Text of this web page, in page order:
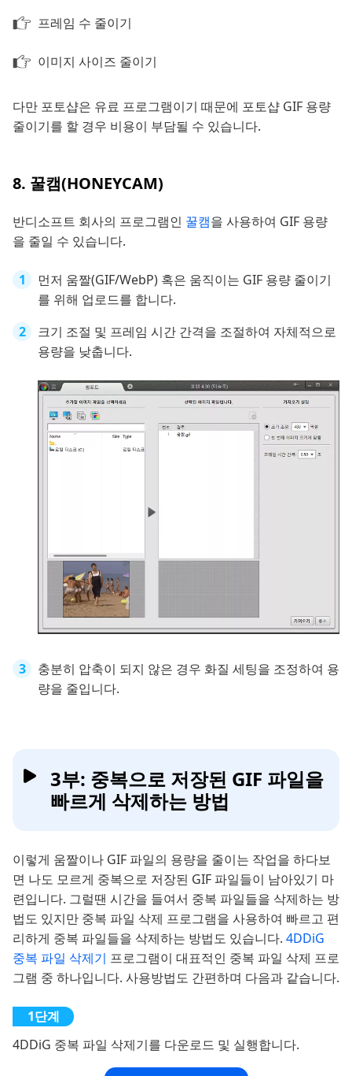
프레임 수 줄이기
이미지 사이즈 줄이기
다만 포토샵은 유료 프로그램이기 때문에 포토샵 GIF 용량
줄이기를 할 경우 비용이 부담될 수 있습니다.
8. 꿀캠(HONEYCAM)
반디소프트 회사의 프로그램인 꿀캠을 사용하여 GIF 용량
을 줄일 수 있습니다.
먼저 움짤(GIF/WebP) 혹은 움직이는 GIF 용량 줄이기
를 위해 업로드를 합니다.
크기 조절 및 프레임 시간 간격을 조절하여 자체적으로
용량을 낮춥니다.
충분히 압축이 되지 않은 경우 화질 세팅을 조정하여 용
량을 줄입니다.
3부: 중복으로 저장된 GIF 파일을
빠르게 삭제하는 방법
이렇게 움짤이나 GIF 파일의 용량을 줄이는 작업을 하다보
면 나도 모르게 중복으로 저장된 GIF 파일들이 남아있기 마
련입니다. 그럴땐 시간을 들여서 중복 파일들을 삭제하는 방
법도 있지만 중복 파일 삭제 프로그램을 사용하여 빠르고 편
리하게 중복 파일들을 삭제하는 방법도 있습니다. 4DDiG
중복 파일 삭제기 프로그램이 대표적인 중복 파일 삭제 프로
그램 중 하나입니다. 사용방법도 간편하며 다음과 같습니다.
4DDiG 중복 파일 삭제기를 다운로드 및 실행합니다.